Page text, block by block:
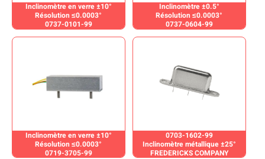
Inclinomètre en verre ±10°
Résolution ≤0.0003°
0737-0101-99
Inclinomètre ±0.5°
Résolution ≤0.0003°
0737-0604-99
Inclinomètre en verre ±10°
Résolution ≤0.0003°
0719-3705-99
0703-1602-99
Inclinomètre métallique ±25°
FREDERICKS COMPANY